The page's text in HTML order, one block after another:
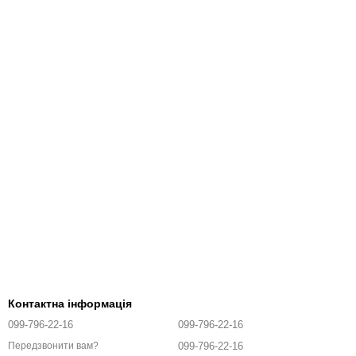
Контактна інформація
099-796-22-16
Передзвонити вам?
099-796-22-16
099-796-22-16